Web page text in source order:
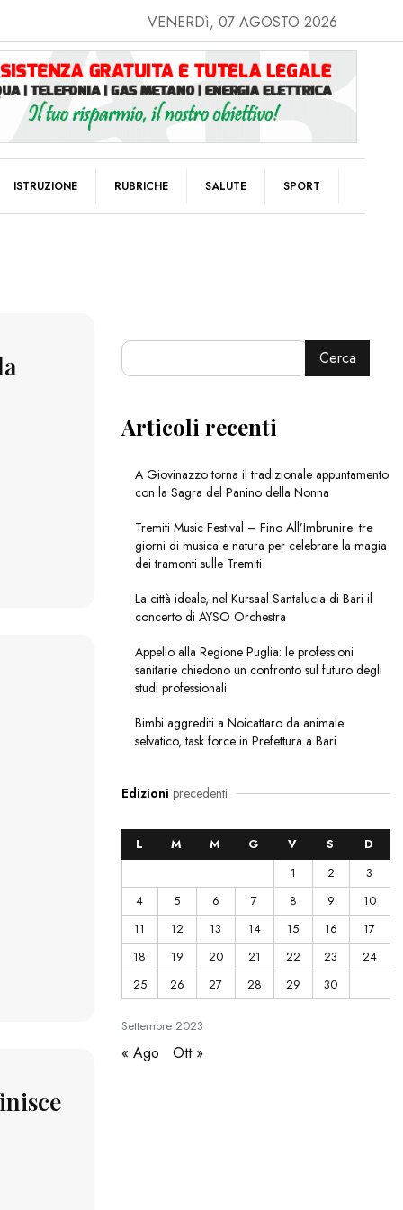
VENERDì, 07 AGOSTO 2026
ISTRUZIONE RUBRICHE SALUTE SPORT
Cerca
Articoli recenti
A Giovinazzo torna il tradizionale appuntamento
con la Sagra del Panino della Nonna
Tremiti Music Festival – Fino All’Imbrunire: tre
giorni di musica e natura per celebrare la magia
dei tramonti sulle Tremiti
La città ideale, nel Kursaal Santalucia di Bari il
concerto di AYSO Orchestra
Appello alla Regione Puglia: le professioni
sanitarie chiedono un confronto sul futuro degli
studi professionali
Bimbi aggrediti a Noicattaro da animale
selvatico, task force in Prefettura a Bari
Edizioni precedenti
Settembre2023
L M M G V S
D
1
2
3
4
5 6 7 8 9
10
11
12 13 14 15 16
17
18
19 20 21 22 23
24
25
26 27 28 29 30
« Ago Ott »